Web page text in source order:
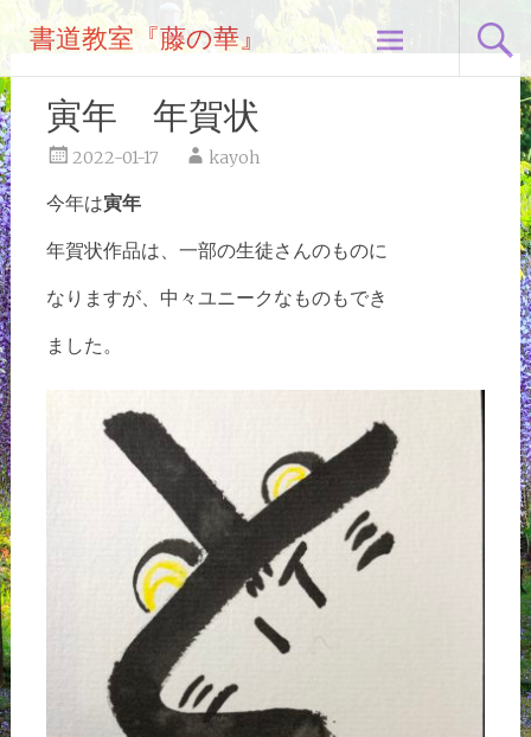
テ
ン
ツ
へ
ス
キ
ッ
プ
書道教室『藤の華』
寅年 年賀状
2022-01-17 kayoh
今年は寅年
年賀状作品は、一部の生徒さんのものに
なり ますが、中々ユニークなものもでき
ました。